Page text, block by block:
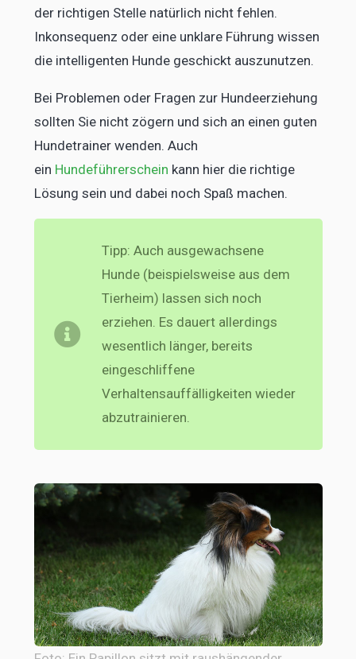
der richtigen Stelle natürlich nicht fehlen.
Inkonsequenz oder eine unklare Führung wissen
die intelligenten Hunde geschickt auszunutzen.
Bei Problemen oder Fragen zur Hundeerziehung
sollten Sie nicht zögern und sich an einen guten
Hundetrainer wenden. Auch
ein Hundeführerschein kann hier die richtige
Lösung sein und dabei noch Spaß machen.
Tipp: Auch ausgewachsene
Hunde (beispielsweise aus dem
Tierheim) lassen sich noch
erziehen. Es dauert allerdings
wesentlich länger, bereits
eingeschliffene
Verhaltensauffälligkeiten wieder
abzutrainieren.